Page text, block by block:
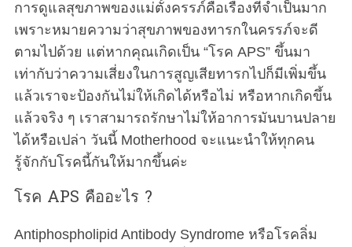
การดูแลสุขภาพของแม่ตั้งครรภ์คือเรื่องที่จำเป็นมาก
เพราะหมายความว่าสุขภาพของทารกในครรภ์จะดี
ตามไปด้วย แต่หากคุณเกิดเป็น “โรค APS” ขึ้นมา
เท่ากับว่าความเสี่ยงในการสูญเสียทารกไปก็มีเพิ่มขึ้น
แล้วเราจะป้องกันไม่ให้เกิดได้หรือไม่ หรือหากเกิดขึ้น
แล้วจริง ๆ เราสามารถรักษาไม่ให้อาการมันบานปลาย
ได้หรือเปล่า วันนี้ Motherhood จะแนะนำให้ทุกคน
รู้จักกับโรคนี้กันให้มากขึ้นค่ะ
โรค APS คืออะไร ?
Antiphospholipid Antibody Syndrome หรือโรคลิ่ม